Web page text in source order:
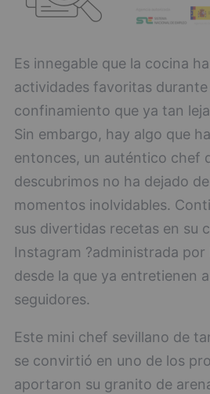
Es innegable que la cocina
actividades favoritas durante
confinamiento que ya tan
Sin embargo, hay algo que
entonces, un auténtico chef
descubrimos no ha dejado
momentos inolvidables.
sus divertidas recetas en su
Instagram ?administrada por
desde la que ya entretienen
seguidores.
Este mini chef sevillano de
se convirtió en uno de los
aportaron su granito de